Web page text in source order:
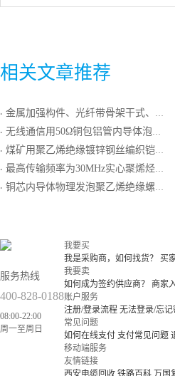
相关文章推荐
· 金属加强构件、光纤带骨架干式、钢－聚乙烯粘结护套、双细圆钢丝铠装、聚乙烯套通信用室外光缆
· 无线通信用50Ω铜包铝管内导体泡沫聚乙烯绝缘环形皱纹铜管外导体聚乙烯护套同轴射频电缆
· 煤矿用聚乙烯绝缘镀锌钢丝编织铠装聚氯乙烯护套通信电缆
· 最高传输频率为30MHz实心聚烯烃绝缘聚氯乙烯护套非屏蔽加强型xDSL传输的引入电缆
· 铜芯内导体物理发泡聚乙烯绝缘螺旋形皱纹外导体阻燃聚乙烯护套超柔射频同轴电缆
服务热线
400-828-0188
08:00-22:00
周一至周日
我要买
我是采购商，如何找货？
买
我要卖
如何成为签约供应商？
商家
账户服务
注册/登录流程 无法登录/忘记
常见问题
如何在线支付 支付常见问题
移动端服务
友情链接
西安电缆回收 铁路百科 万国